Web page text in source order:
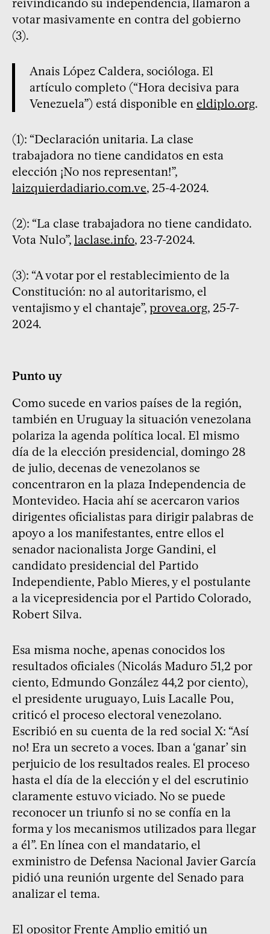
reivindicando su independencia, llamaron a
votar masivamente en contra del gobierno
(3).
Anais López Caldera, socióloga. El
artículo completo (“Hora decisiva para
Venezuela”) está disponible en eldiplo.org.
(1): “Declaración unitaria. La clase
trabajadora no tiene candidatos en esta
elección ¡No nos representan!”,
laizquierdadiario.com.ve, 25-4-2024.
(2): “La clase trabajadora no tiene candidato.
Vota Nulo”, laclase.info, 23-7-2024.
(3): “A votar por el restablecimiento de la
Constitución: no al autoritarismo, el
ventajismo y el chantaje”, provea.org, 25-7-
2024.
Punto uy
Como sucede en varios países de la región,
también en Uruguay la situación venezolana
polariza la agenda política local. El mismo
día de la elección presidencial, domingo 28
de julio, decenas de venezolanos se
concentraron en la plaza Independencia de
Montevideo. Hacia ahí se acercaron varios
dirigentes oficialistas para dirigir palabras de
apoyo a los manifestantes, entre ellos el
senador nacionalista Jorge Gandini, el
candidato presidencial del Partido
Independiente, Pablo Mieres, y el postulante
a la vicepresidencia por el Partido Colorado,
Robert Silva.
Esa misma noche, apenas conocidos los
resultados oficiales (Nicolás Maduro 51,2 por
ciento, Edmundo González 44,2 por ciento),
el presidente uruguayo, Luis Lacalle Pou,
criticó el proceso electoral venezolano.
Escribió en su cuenta de la red social X: “Así
no! Era un secreto a voces. Iban a ‘ganar’ sin
perjuicio de los resultados reales. El proceso
hasta el día de la elección y el del escrutinio
claramente estuvo viciado. No se puede
reconocer un triunfo si no se confía en la
forma y los mecanismos utilizados para llegar
a él”. En línea con el mandatario, el
exministro de Defensa Nacional Javier García
pidió una reunión urgente del Senado para
analizar el tema.
El opositor Frente Amplio emitió un